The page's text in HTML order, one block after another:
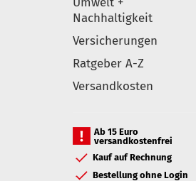
Nachhaltigkeit
Versicherungen
Ratgeber A-Z
Versandkosten
Ab 15 Euro
versandkostenfrei
Kauf auf Rechnung
Bestellung ohne Login